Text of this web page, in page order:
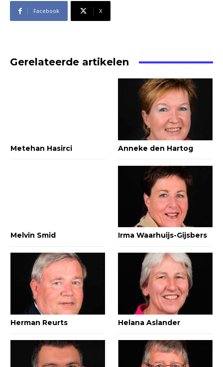
Facebook X
Gerelateerde artikelen
Metehan Hasirci Anneke den Hartog
Melvin Smid Irma Waarhuijs-Gijsbers
Herman Reurts Helana Aslander